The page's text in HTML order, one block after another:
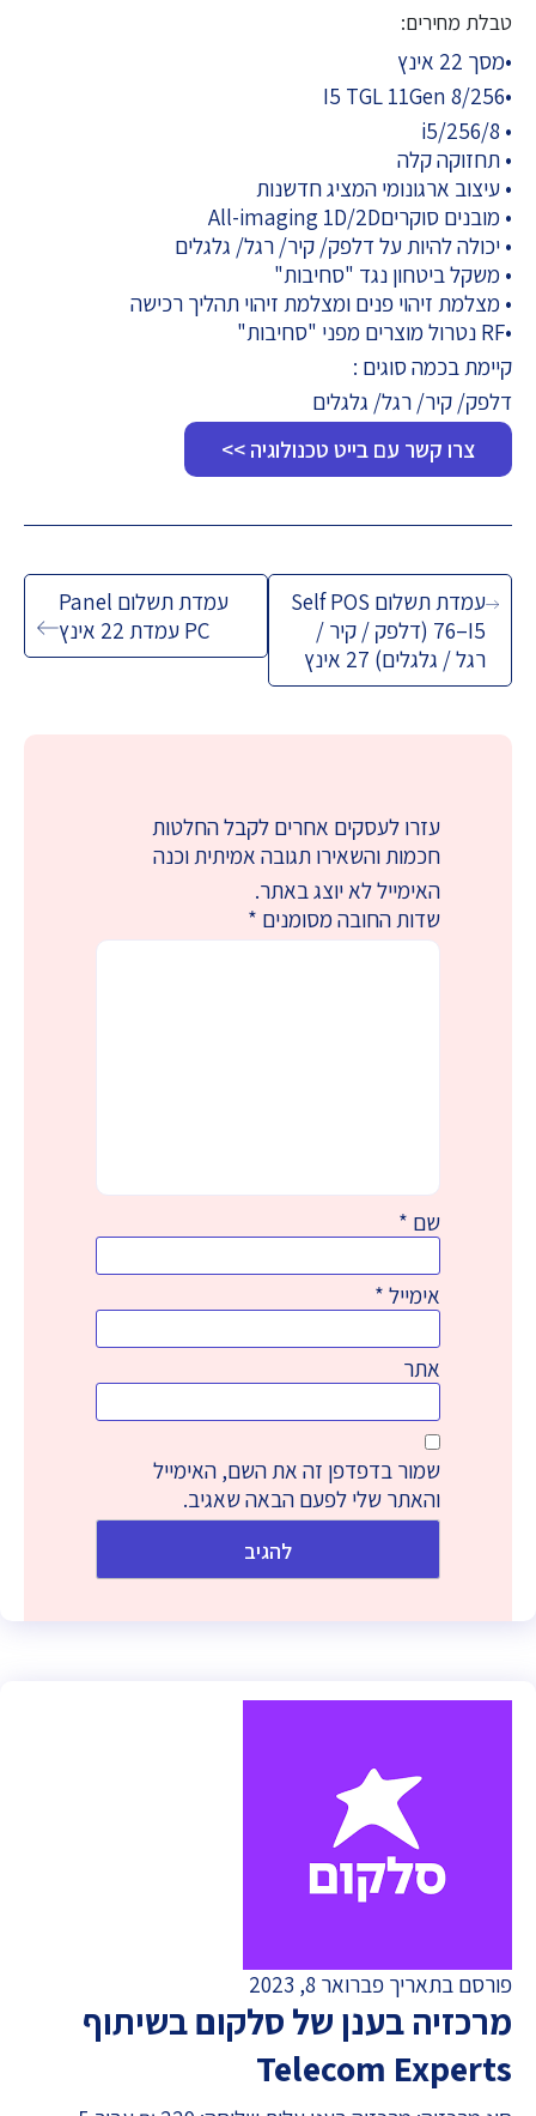
טבלת מחירים:
•מסך 22 אינץ
• תחזוקה קלה
• עיצוב ארגונומי המציג חדשנות
• מובנים סוקריםAll-imaging 1D/2D
• יכולה להיות על דלפק/ קיר/ רגל/ גלגלים
• משקל ביטחון נגד "סחיבות"
• מצלמת זיהוי פנים ומצלמת זיהוי תהליך רכישה
קיימת בכמה סוגים :
דלפק/ קיר/ רגל/ גלגלים
צרו קשר עם בייט טכנולוגיה >>
ניווט
עמדת תשלום Self POS
76–I5 (דלפק / קיר /
רגל / גלגלים) 27 אינץ
עמדת תשלום Panel
PC עמדת 22 אינץ
עזרו לעסקים אחרים לקבל החלטות
חכמות והשאירו תגובה אמיתית וכנה
האימייל לא יוצג באתר.
שדות החובה מסומנים*
שם*
אימייל*
אתר
שמור בדפדפן זה את השם, האימייל
והאתר שלי לפעם הבאה שאגיב.
פורסם בתאריך פברואר 8, 2023
מרכזיה בענן של סלקום בשיתוף
Telecom Experts